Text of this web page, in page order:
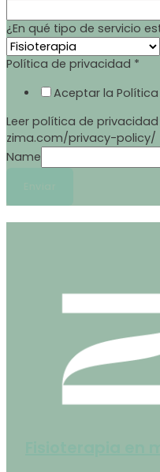
¿En qué tipo de servicio
Política de privacidad *
Aceptar la
Leer política de
zima.com/privacy-policy/
Name